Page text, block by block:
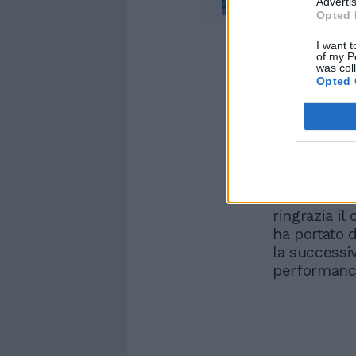
Opted
I want
of my
was
Opted
Facendo
che
mettendo
invidia.
ringrazia il
ha portato
la